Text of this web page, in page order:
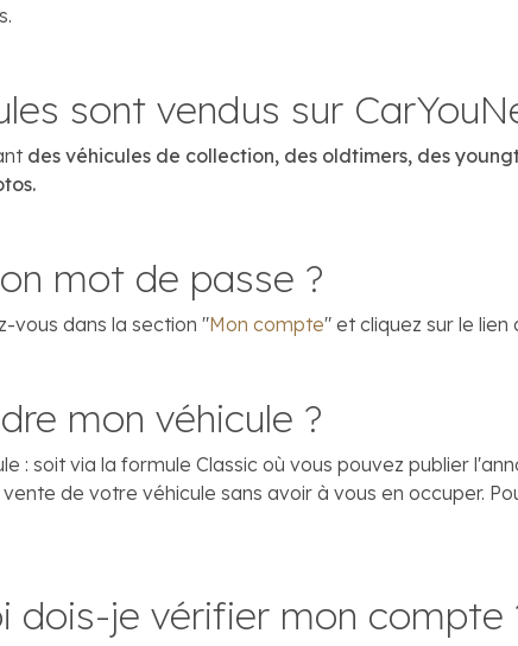
sont vendus sur
des véhicules de collection, des oldtimers, des
mot de passe ?
vous dans la section "Mon compte" et cliquez sur le
mon véhicule ?
: soit via la formule Classic où vous pouvez publier
de votre véhicule sans avoir à vous en occuper.
dois-je vérifier mon compte